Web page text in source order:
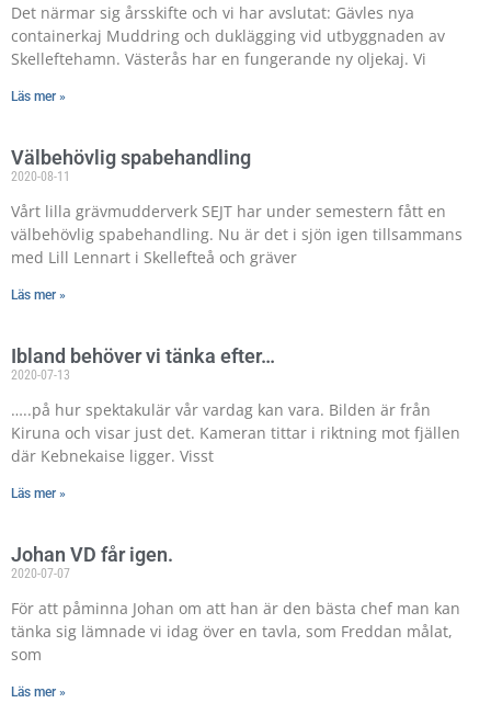
Det närmar sig årsskifte och vi har avslutat: Gävles nya
containerkaj Muddring och duklägging vid utbyggnaden av
Skelleftehamn. Västerås har en fungerande ny oljekaj. Vi
Läs mer »
Välbehövlig spabehandling
2020-08-11
Vårt lilla grävmudderverk SEJT har under semestern fått en
välbehövlig spabehandling. Nu är det i sjön igen tillsammans
med Lill Lennart i Skellefteå och gräver
Läs mer »
Ibland behöver vi tänka efter…
2020-07-13
…..på hur spektakulär vår vardag kan vara. Bilden är från
Kiruna och visar just det. Kameran tittar i riktning mot fjällen
där Kebnekaise ligger. Visst
Läs mer »
Johan VD får igen.
2020-07-07
För att påminna Johan om att han är den bästa chef man kan
tänka sig lämnade vi idag över en tavla, som Freddan målat,
som
Läs mer »